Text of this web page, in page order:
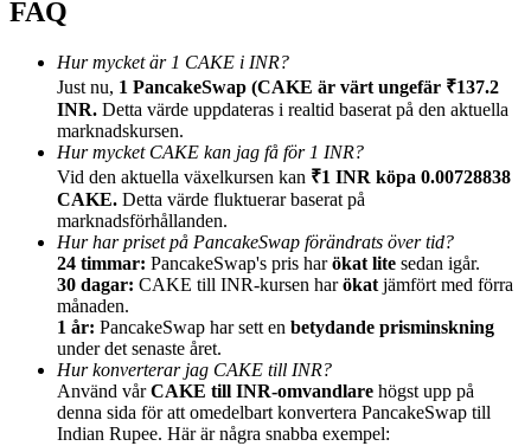
Hänvisning
Bjud in en vän för att få kontantbelöningar
BTC Welcome Rewards
BTC Welcome Rewards
FAQ
Hur mycket är 1 CAKE i INR?
Just nu, 1 PancakeSwap (CAKE är värt ungefär ₹137.2
INR. Detta värde uppdateras i realtid baserat på den aktuella
marknadskursen.
Hur mycket CAKE kan jag få för 1 INR?
Vid den aktuella växelkursen kan ₹1 INR köpa 0.00728838
CAKE. Detta värde fluktuerar baserat på
marknadsförhållanden.
Hur har priset på PancakeSwap förändrats över tid?
24 timmar: PancakeSwap's pris harökat lite sedan igår.
30 dagar: CAKE till INR-kursen harökat jämfört med förra
månaden.
1 år: PancakeSwap har sett en betydande prisminskning
under det senaste året.
Hur konverterar jag CAKE till INR?
Använd vårCAKE till INR-omvandlare högst upp på
denna sida för att omedelbart konvertera PancakeSwap till
Indian Rupee. Här är några snabba exempel: